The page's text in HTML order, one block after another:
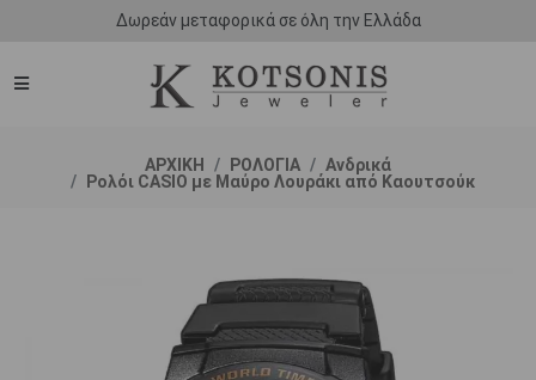
Δωρεάν μεταφορικά σε όλη την Ελλάδα
ΑΡΧΙΚΗ ΡΟΛΟΓΙΑ
Ανδρικά
Ρολόι CASIO με Μαύρο Λουράκι από Καουτσούκ